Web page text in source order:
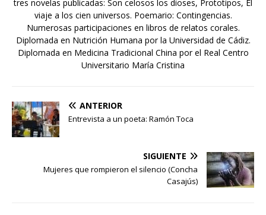
tres novelas publicadas: Son celosos los dioses, Prototipos, El
viaje a los cien universos. Poemario: Contingencias.
Numerosas participaciones en libros de relatos corales.
Diplomada en Nutrición Humana por la Universidad de Cádiz.
Diplomada en Medicina Tradicional China por el Real Centro
Universitario María Cristina
ANTERIOR
Entrevista a un poeta: Ramón Toca
SIGUIENTE
Mujeres que rompieron el silencio (Concha
Casajús)